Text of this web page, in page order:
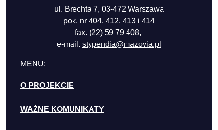
ul. Brechta 7, 03-472 Warszawa
pok. nr 404, 412, 413 i 414
fax. (22) 59 79 408,
e-mail: stypendia@mazovia.pl
MENU:
O PROJEKCIE
WAŻNE KOMUNIKATY